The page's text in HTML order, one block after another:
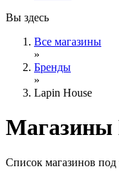
Вы здесь
Все магазины
»
Бренды
»
Lapin House
Магазины
Список магазинов